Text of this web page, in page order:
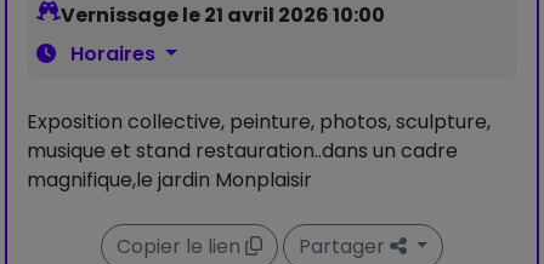
Vernissage le 21 avril 2026 10:00
Horaires
Exposition collective, peinture, photos, sculpture,
musique et stand restauration..dans un cadre
magnifique,le jardin Monplaisir
Copier le lien Partager